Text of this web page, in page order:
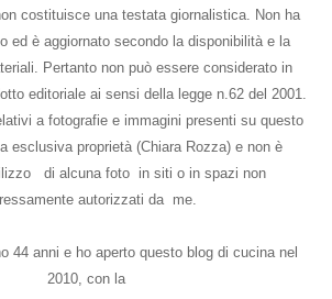
costituisce una testata giornalistica. Non ha
ed è aggiornato secondo la disponibilità e la
Pertanto non può essere considerato in
editoriale ai sensi della legge n.62 del 2001.
a fotografie e immagini presenti su questo
esclusiva proprietà (Chiara Rozza) e non è
di alcuna foto in siti o in spazi non
autorizzati da me.
44 anni e ho aperto questo blog di cucina nel
2010, con la